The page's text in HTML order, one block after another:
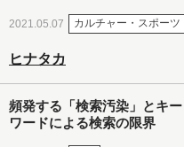
2021.05.07 カルチャー・スポーツ
ヒナタカ
頻発する「検索汚染」とキー
ワードによる検索の限界